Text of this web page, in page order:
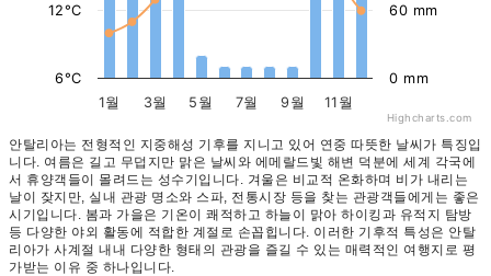
1월 3월 5월 7월 9월 11월
6°C
12°C
0 mm
60 mm
Highcharts.com
안탈리아는 전형적인 지중해성 기후를 지니고 있어 연중 따뜻한 날씨가 특징입
니다. 여름은 길고 무덥지만 맑은 날씨와 에메랄드빛 해변 덕분에 세계 각국에
서 휴양객들이 몰려드는 성수기입니다. 겨울은 비교적 온화하며 비가 내리는
날이 잦지만, 실내 관광 명소와 스파, 전통시장 등을 찾는 관광객들에게는 좋은
시기입니다. 봄과 가을은 기온이 쾌적하고 하늘이 맑아 하이킹과 유적지 탐방
등 다양한 야외 활동에 적합한 계절로 손꼽힙니다. 이러한 기후적 특성은 안탈
리아가 사계절 내내 다양한 형태의 관광을 즐길 수 있는 매력적인 여행지로 평
가받는 이유 중 하나입니다.